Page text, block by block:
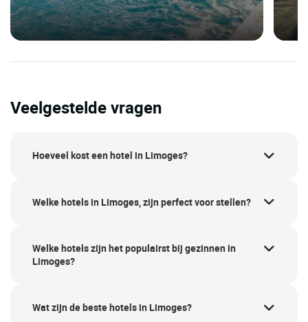
Veelgestelde vragen
Hoeveel kost een hotel in Limoges?
Welke hotels in Limoges, zijn perfect voor stellen?
Welke hotels zijn het populairst bij gezinnen in
Limoges?
Wat zijn de beste hotels in Limoges?